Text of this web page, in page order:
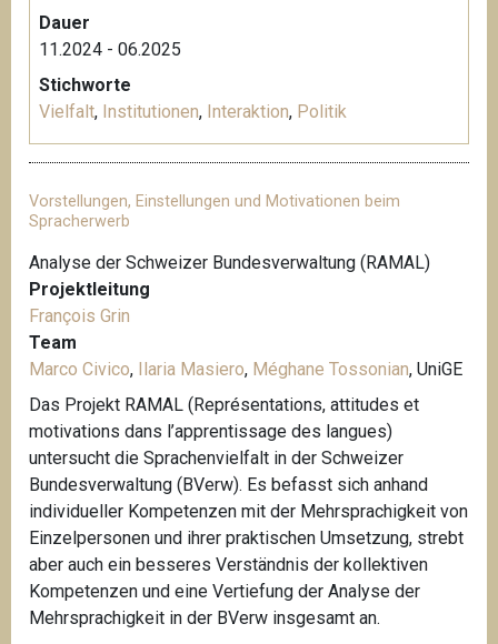
Dauer
11.2024 - 06.2025
Stichworte
Vielfalt, Institutionen, Interaktion, Politik
Vorstellungen, Einstellungen und Motivationen beim
Spracherwerb
Analyse der Schweizer Bundesverwaltung (RAMAL)
Projektleitung
François Grin
Team
Marco Civico, Ilaria Masiero, Méghane Tossonian, UniGE
Das Projekt RAMAL (Représentations, attitudes et
motivations dans l’apprentissage des langues)
untersucht die Sprachenvielfalt in der Schweizer
Bundesverwaltung (BVerw). Es befasst sich anhand
individueller Kompetenzen mit der Mehrsprachigkeit von
Einzelpersonen und ihrer praktischen Umsetzung, strebt
aber auch ein besseres Verständnis der kollektiven
Kompetenzen und eine Vertiefung der Analyse der
Mehrsprachigkeit in der BVerw insgesamt an.